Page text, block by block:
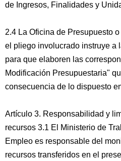
de Ingresos, Finalidades y
2.4 La Oficina de Presupuesto
el pliego involucrado instruye a
para que elaboren las
Modificación Presupuestaria"
consecuencia de lo dispuesto
Artículo 3. Responsabilidad y
recursos 3.1 El Ministerio de
Empleo es responsable del
recursos transferidos en el